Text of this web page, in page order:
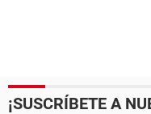
¡SUSCRÍBETE A